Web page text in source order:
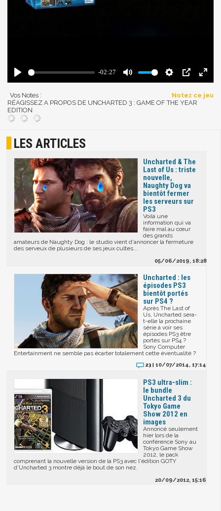
Vos Notes :
Notez ce jeu
RÉAGISSEZ A PROPOS DE UNCHARTED 3 : GAME OF THE YEAR
EDITION
LES ARTICLES
Uncharted & The
Last of Us : triste
nouvelle,
Naughty Dog va
bientôt fermer
les serveurs sur
PS3
Voilà une
information qui va
faire mal au cœur
des grands
amateurs de Naughty Dog : le studio vient d'annoncer la fermeture
des serveux de plusieurs de ses jeux cultes...
05/06/2019, 18:28
Uncharted : les
épisodes PS3
bientôt portés
sur PS4 ?
Après The Last of
Us, Uncharted sera-
t-elle la prochaine
série à voir ses
épisodes PS3 être
portés sur PS4 ?
Sony Computer
Entertainment ne semble pas écarter totalement cette éventualité ?
23 |10/07/2014, 17:14
PS3 ultra-slim :
le bundle
Uncharted 3 du
Tokyo Game
Show 2012 en
images
Annoncé seulement
hier lors de la
conférence Sony au
Tokyo Game Show
2012, le pack
comprenant la nouvelle version de la PS3 avec l'édition GOTY
d'Uncharted 3 montre déjà le bout de son nez.
20/09/2012, 15:16